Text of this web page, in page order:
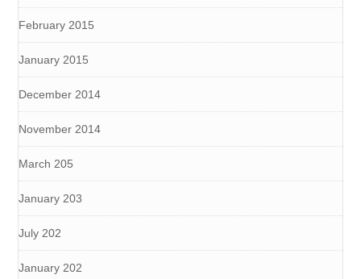
February 2015
January 2015
December 2014
November 2014
March 205
January 203
July 202
January 202